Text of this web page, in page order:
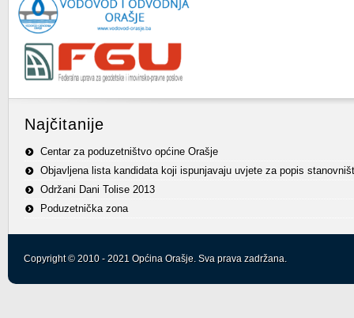
Najčitanije
Centar za poduzetništvo općine Orašje
Objavljena lista kandidata koji ispunjavaju uvjete za popis
Održani Dani Tolise 2013
Poduzetnička zona
Copyright © 2010 - 2021 Općina Orašje. Sva prava zadržana.